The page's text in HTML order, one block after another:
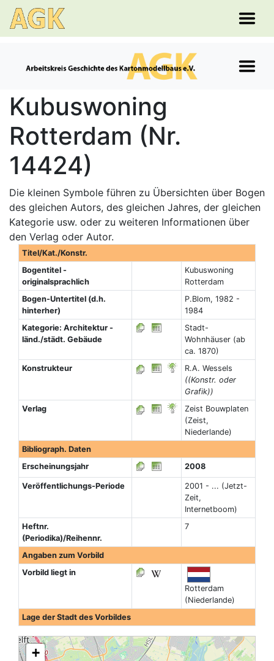
Kubuswoning
Rotterdam (Nr.
14424)
Die kleinen Symbole führen zu Übersichten über Bogen
des gleichen Autors, des gleichen Jahres, der gleichen
Kategorie usw. oder zu weiteren Informationen über
den Verlag oder Autor.
Titel/Kat./Konstr.
Bogentitel -
originalsprachlich
Kubuswoning
Rotterdam
Bogen-Untertitel (d.h.
hinterher)
P.Blom, 1982 -
1984
Kategorie: Architektur -
länd./städt. Gebäude
Stadt-
Wohnhäuser (ab
ca. 1870)
Konstrukteur
R.A. Wessels
((Konstr. oder
Grafik))
Verlag
Zeist Bouwplaten
(Zeist,
Niederlande)
Bibliograph. Daten
Erscheinungsjahr
2008
Veröffentlichungs-Periode
2001 - ... (Jetzt-
Zeit,
Internetboom)
Heftnr.
(Periodika)/Reihennr.
7
Angaben zum Vorbild
Vorbild liegt in
Rotterdam
(Niederlande)
Lage der Stadt des Vorbildes
+